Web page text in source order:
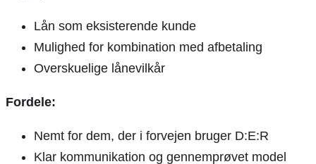
Lån som eksisterende kunde
Mulighed for kombination med afbetaling
Overskuelige lånevilkår
Fordele:
Nemt for dem, der i forvejen bruger D:E:R
Klar kommunikation og gennemprøvet model